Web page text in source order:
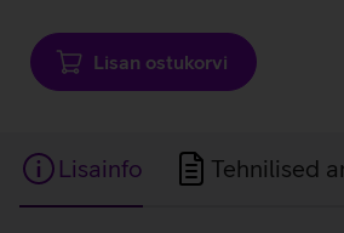
Lisan ostukorvi
Lisainfo Tehnilised